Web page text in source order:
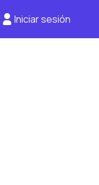
Iniciar sesión